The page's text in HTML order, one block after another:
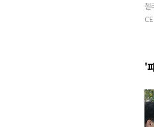
첼
'